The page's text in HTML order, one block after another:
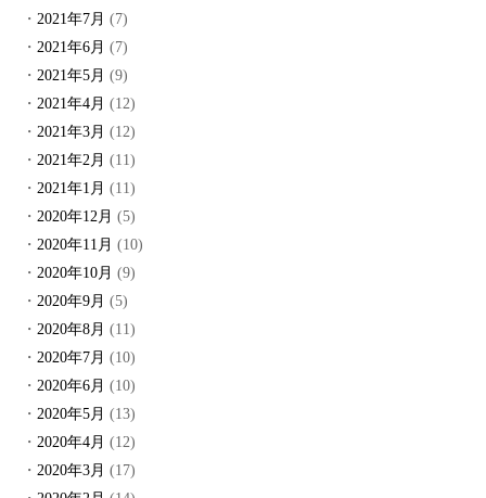
2021年7月 (7)
2021年6月 (7)
2021年5月 (9)
2021年4月 (12)
2021年3月 (12)
2021年2月 (11)
2021年1月 (11)
2020年12月 (5)
2020年11月 (10)
2020年10月 (9)
2020年9月 (5)
2020年8月 (11)
2020年7月 (10)
2020年6月 (10)
2020年5月 (13)
2020年4月 (12)
2020年3月 (17)